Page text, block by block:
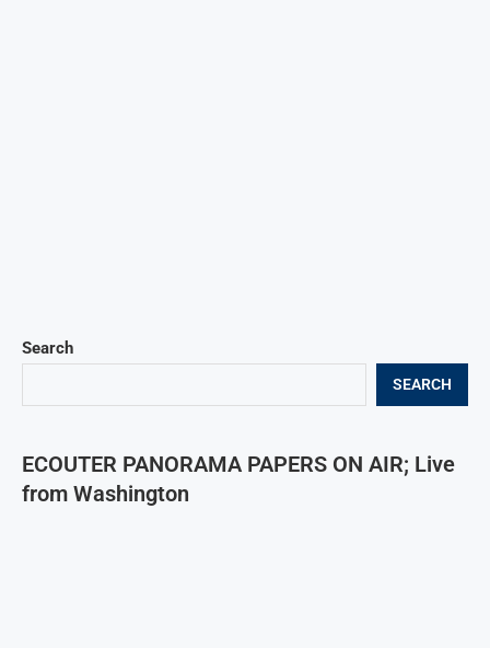
Search
SEARCH
ECOUTER PANORAMA PAPERS ON AIR; Live
from Washington